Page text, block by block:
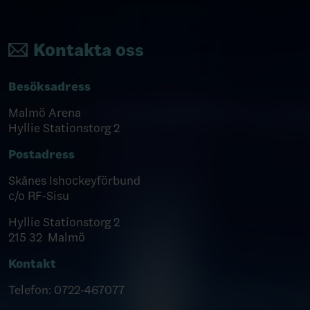
Kontakta oss
Besöksadress
Malmö Arena
Hyllie Stationstorg 2
Postadress
Skånes Ishockeyförbund
c/o RF-Sisu
Hyllie Stationstorg 2
215 32 Malmö
Kontakt
Telefon: 0722-467077